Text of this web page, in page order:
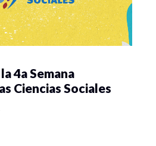
4a Semana
Ciencias Sociales